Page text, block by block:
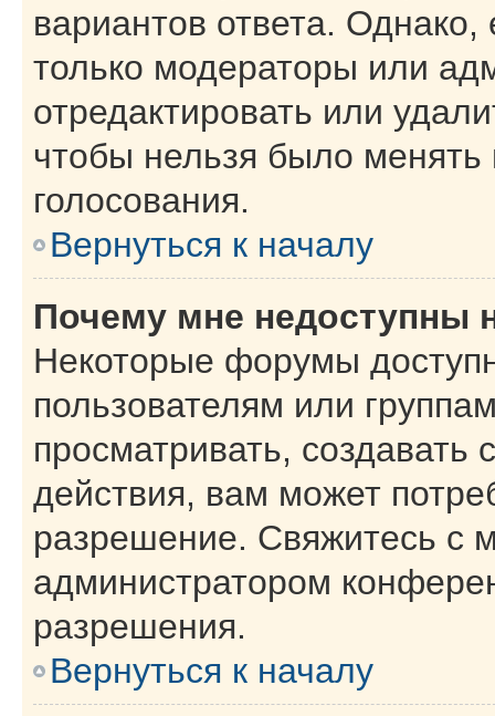
вариантов ответа. Однако,
только модераторы или
отредактировать или
чтобы нельзя было
голосования.
Вернуться к началу
Почему мне недоступны
Некоторые форумы
пользователям или
просматривать,
действия, вам может
разрешение. Свяжитесь с
администратором
разрешения.
Вернуться к началу